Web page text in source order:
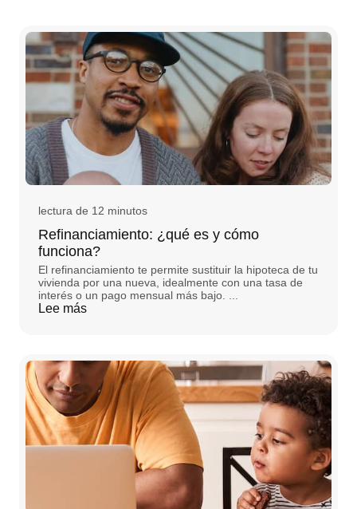
lectura de 12 minutos
Refinanciamiento: ¿qué es y cómo
funciona?
El refinanciamiento te permite sustituir la hipoteca de tu
vivienda por una nueva, idealmente con una tasa de
interés o un pago mensual más bajo. ...
Lee más